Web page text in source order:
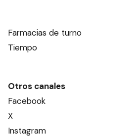
Farmacias de turno
Tiempo
Otros canales
Facebook
X
Instagram